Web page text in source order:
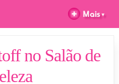
no Salão de